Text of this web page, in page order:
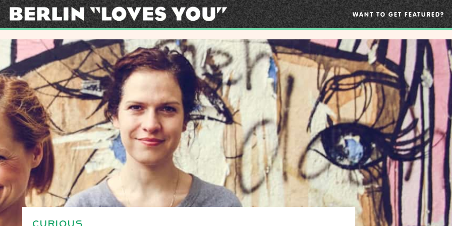
WANT TO GET FEATURED?